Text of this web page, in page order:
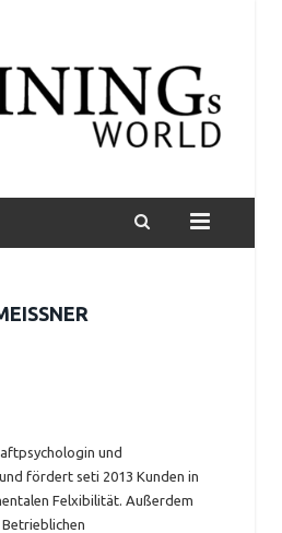
und
fördert seti 2013 Kunden in
Felxibilität. Außerdem